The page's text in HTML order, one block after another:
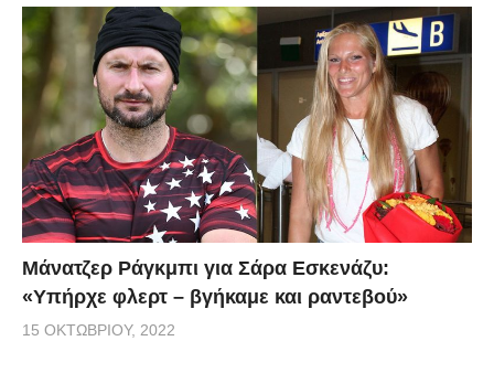
Μάνατζερ Ράγκμπι για Σάρα Εσκενάζυ:
«Υπήρχε φλερτ – βγήκαμε και ραντεβού»
15 ΟΚΤΩΒΡΊΟΥ, 2022